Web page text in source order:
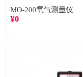
MO-200氧气测量仪
¥0